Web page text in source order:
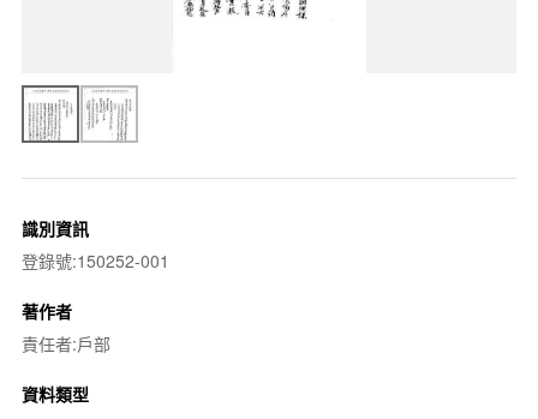
識別資訊
登錄號:150252-001
著作者
責任者:戶部
資料類型